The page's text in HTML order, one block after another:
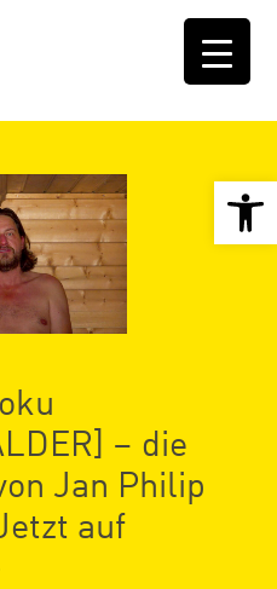
– die
Jan Philip
auf